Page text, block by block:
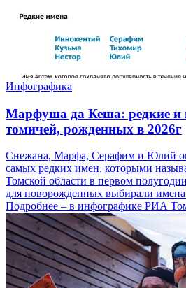
Инфографика
Марфуша да Кеша: редкие и
томичей, рожденных в 2026г
Снежана, Марфа, Серафим и Юлий
самых редких имен, которыми
Томской области в первом
для новорожденных выбирали
Подробнее – в инфографике РИА